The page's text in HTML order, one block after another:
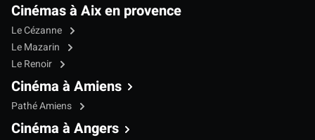
Cinémas à Aix en provence
Le Cézanne
Le Mazarin
Le Renoir
Cinéma à Amiens
Pathé Amiens
Cinéma à Angers